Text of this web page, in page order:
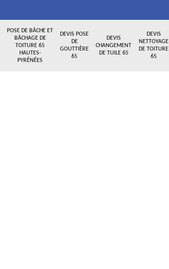
POSE DE BÂCHE ET
BÂCHAGE DE
TOITURE 65
HAUTES-
PYRÉNÉES
DEVIS POSE
DE
GOUTTIÈRE
65
DEVIS
CHANGEMENT
DE TUILE 65
DEVIS
NETTOYAGE
DE TOITURE
65